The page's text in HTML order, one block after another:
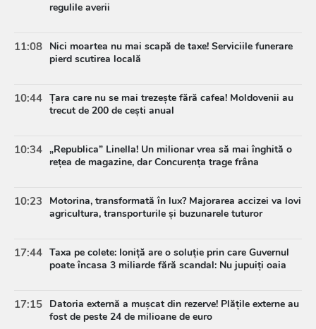
regulile averii
11:08 Nici moartea nu mai scapă de taxe! Serviciile funerare
pierd scutirea locală
10:44 Țara care nu se mai trezește fără cafea! Moldovenii au
trecut de 200 de cești anual
10:34 „Republica” Linella! Un milionar vrea să mai înghită o
rețea de magazine, dar Concurența trage frâna
10:23
Motorina, transformată în lux? Majorarea accizei va lovi
agricultura, transporturile și buzunarele tuturor
17:44 Taxa pe colete: Ioniță are o soluție prin care Guvernul
poate încasa 3 miliarde fără scandal: Nu jupuiți oaia
17:15 Datoria externă a mușcat din rezerve! Plățile externe au
fost de peste 24 de milioane de euro